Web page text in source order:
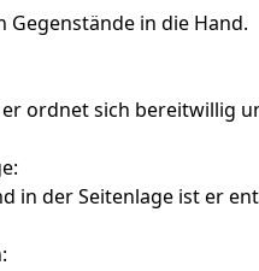
in die Hand.
ordnet sich bereitwillig
in der Seitenlage ist er